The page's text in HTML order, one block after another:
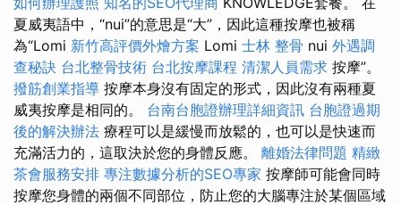
夏威夷語中，“nui”的意思是“大”，因此這種按摩也被稱
為“Lomi 新竹高評價外燴方案 Lomi 士林 整骨 nui 外遇調
查秘訣 台北整骨技術 台北按摩課程 清潔人員需求 按摩”。
撥筋創業指導 按摩本身沒有固定的形式，因此沒有兩種夏
威夷按摩是相同的。 台南台胞證辦理詳細資訊 台胞證過期
後的解決辦法 療程可以是緩慢而放鬆的，也可以是快速而
充滿活力的，這取決於您的身體反應。 離婚法律問題 精緻
茶會服務安排 專注數據分析的SEO專家 按摩師可能會同時
按摩您身體的兩個不同部位，防止您的大腦專注於某個區域